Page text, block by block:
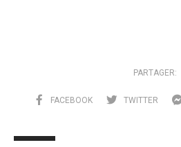
PARTAGER:
FACEBOOK TWITTER